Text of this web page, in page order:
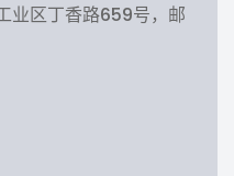
业区丁香路659号，邮